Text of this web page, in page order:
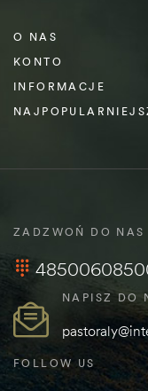
O NAS
KONTO
INFORMACJE
ZADZWOŃ DO NAS
NAPISZ DO
FOLLOW US